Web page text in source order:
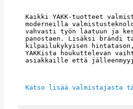
Kaikki YAKK-tuotteet
moderneilla
vahvasti työn laatuun ja
panostaen. Lisäksi brändi
kilpailukykyisen
YAKKista houkuttelevan
asiakkaille että
Katso lisää valmistajasta